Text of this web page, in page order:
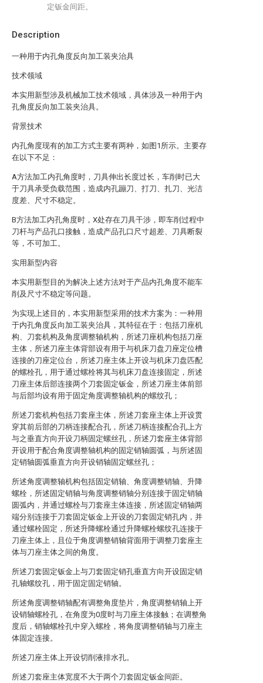
Description
一种用于内孔角度反向加工装夹治具
技术领域
本实用新型涉及机械加工技术领域，具体涉及一种用于内
孔角度反向加工装夹治具。
背景技术
内孔角度现有的加工方式主要有两种，如图1所示。主要存
在以下不足：
A方法加工内孔角度时，刀具伸出长度过长，车削时已大
于刀具承受负载范围，造成内孔蹦刀、打刀、扎刀、光洁
度差、尺寸不稳定。
B方法加工内孔角度时，X处存在刀具干涉，即车削过程中
刀杆与产品孔口接触，造成产品孔口尺寸超差、刀具断裂
等，不可加工。
实用新型内容
本实用新型目的为解决上述方法对于产品内孔角度不能车
削及尺寸不稳定等问题。
为实现上述目的，本实用新型采用的技术方案为：一种用
于内孔角度反向加工装夹治具，其特征在于：包括刀座机
构、刀套机构及角度调整轴机构，所述刀座机构包括刀座
主体，所述刀座主体背部设有用于与机床刀盘刀座定位槽
连接的刀座定位台，所述刀座主体上开设与机床刀盘匹配
的螺栓孔，用于通过螺栓将其与机床刀盘连接固定，所述
刀座主体后部连接两个刀套固定钣金，所述刀座主体前部
与后部均设有用于固定角度调整轴机构的螺纹孔；
所述刀套机构包括刀套座主体，所述刀套座主体上开设贯
穿其前后部的刀柄连接配合孔，所述刀柄连接配合孔上方
与之垂直方向开设刀柄固定螺丝孔，所述刀套座主体背部
开设用于配合角度调整轴机构的固定销轴圆弧，与所述固
定销轴圆弧垂直方向开设销轴固定螺丝孔；
所述角度调整轴机构包括固定销轴、角度调整销轴、升降
螺栓，所述固定销轴与角度调整销轴分别连接于固定销轴
圆弧内，并通过螺栓与刀套座主体连接，所述固定销轴两
端分别连接于刀套固定钣金上开设的刀套固定销孔内，并
通过螺栓固定，所述升降螺栓通过升降螺栓螺纹孔连接于
刀座主体上，且位于角度调整销轴背面用于调整刀套座主
体与刀座主体之间的角度。
所述刀套固定钣金上与刀套固定销孔垂直方向开设固定销
孔轴螺纹孔，用于固定固定销轴。
所述角度调整销轴配有调整角度垫片，角度调整销轴上开
设销轴螺栓孔，在角度为0度时与刀座主体接触；在调整角
度后，销轴螺栓孔中穿入螺栓，将角度调整销轴与刀座主
体固定连接。
所述刀座主体上开设切削液排水孔。
所述刀套座主体宽度不大于两个刀套固定钣金间距。
定钣金间距。